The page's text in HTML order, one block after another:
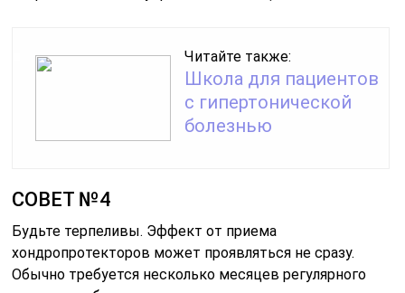
Читайте также:
Школа для пациентов
с гипертонической
болезнью
СОВЕТ №4
Будьте терпеливы. Эффект от приема
хондропротекторов может проявляться не сразу.
Обычно требуется несколько месяцев регулярного